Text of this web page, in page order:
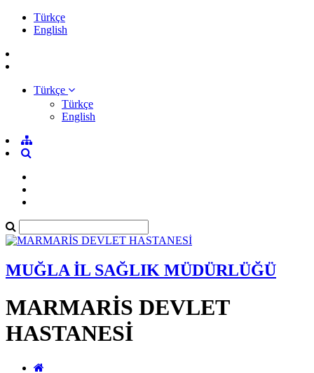
Türkçe
English
Türkçe
Türkçe
English
MUĞLA İL SAĞLIK MÜDÜRLÜĞÜ
MARMARİS DEVLET
HASTANESİ